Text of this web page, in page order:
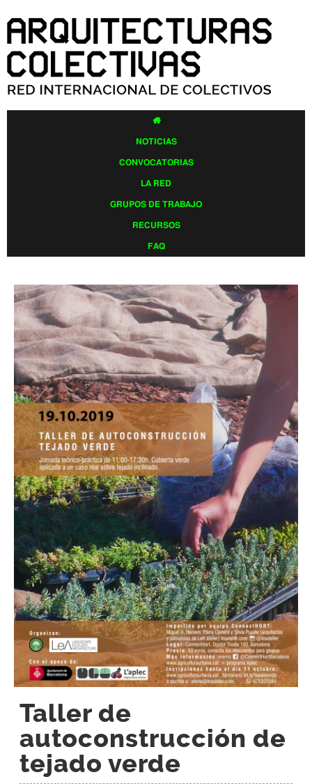
contenido
principal

NOTICIAS
CONVOCATORIAS
LA RED
GRUPOS DE TRABAJO
RECURSOS
FAQ
Taller de
autoconstrucción de
tejado verde